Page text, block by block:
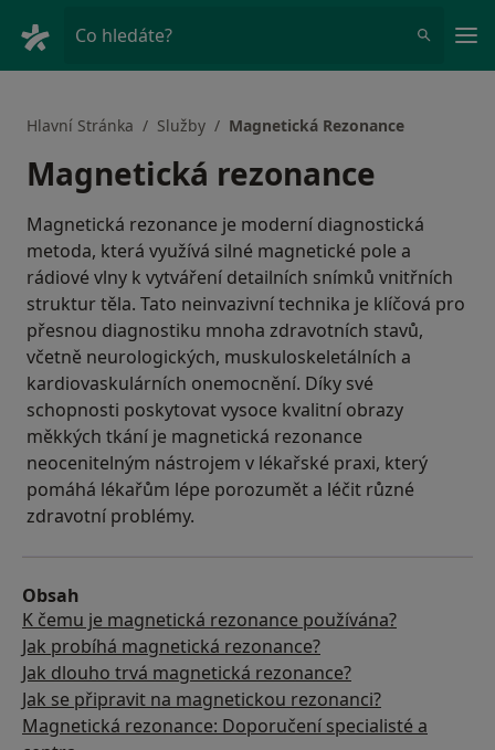
Co hledáte?
Hlavní Stránka Služby Magnetická Rezonance
Magnetická rezonance
Magnetická rezonance je moderní diagnostická
metoda, která využívá silné magnetické pole a
rádiové vlny k vytváření detailních snímků vnitřních
struktur těla. Tato neinvazivní technika je klíčová pro
přesnou diagnostiku mnoha zdravotních stavů,
včetně neurologických, muskuloskeletálních a
kardiovaskulárních onemocnění. Díky své
schopnosti poskytovat vysoce kvalitní obrazy
měkkých tkání je magnetická rezonance
neocenitelným nástrojem v lékařské praxi, který
pomáhá lékařům lépe porozumět a léčit různé
zdravotní problémy.
Obsah
K čemu je magnetická rezonance používána?
Jak probíhá magnetická rezonance?
Jak dlouho trvá magnetická rezonance?
Jak se připravit na magnetickou rezonanci?
Magnetická rezonance: Doporučení specialisté a